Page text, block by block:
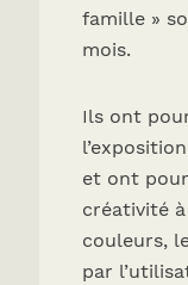
famille »
mois.
Ils ont
et ont
créativité
couleurs,
par